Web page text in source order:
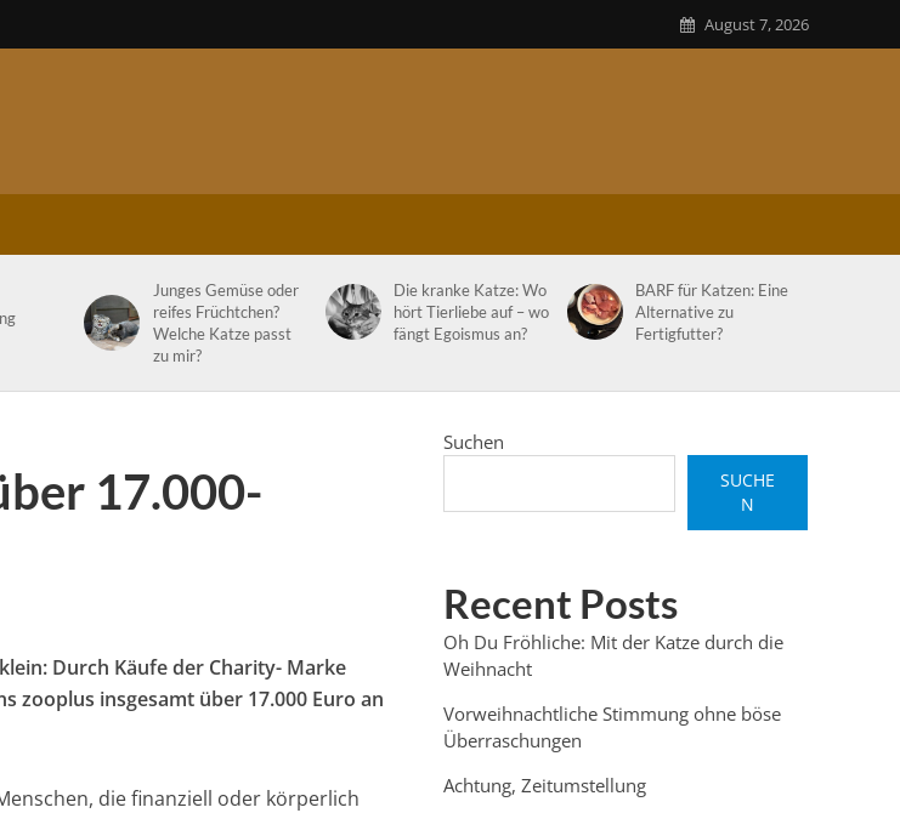
August 7, 2026
Junges Gemüse oder
reifes Früchtchen?
Welche Katze passt
zu mir?
Die kranke Katze: Wo
hört Tierliebe auf – wo
fängt Egoismus an?
BARF für Katzen: Eine
Alternative zu
Fertigfutter?
17.000-
Durch Käufe der Charity- Marke
zooplus insgesamt über 17.000 Euro an
die finanziell oder körperlich
Suchen
SUCHE
N
Recent Posts
Oh Du Fröhliche: Mit der Katze durch die
Weihnacht
Vorweihnachtliche Stimmung ohne böse
Überraschungen
Achtung, Zeitumstellung